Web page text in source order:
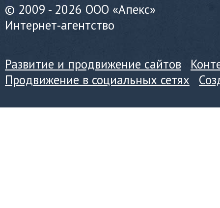
© 2009 - 2026 ООО «Апекс»
Интернет-агентство
Развитие и продвижение сайтов
Продвижение в социальных сетях